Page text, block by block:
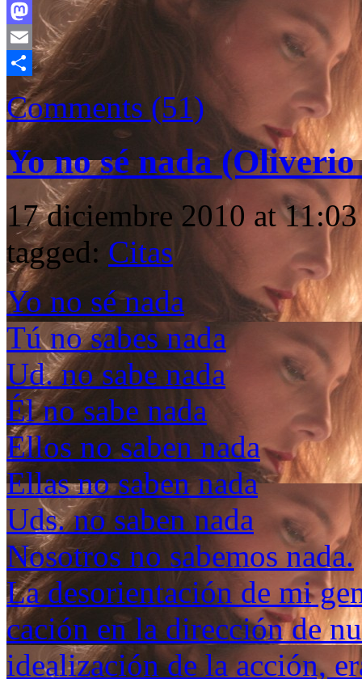
Facebook
Mastodon
Email
Compartir
Comments (51)
Yo no sé nada
17 diciembre 2010 at
tagged: Citas
Yo no sé nada
Tú no sabes nada
Ud. no sabe nada
Él no sabe nada
Ellos no saben nada
Ellas no saben nada
Uds. no saben nada
Nosotros no sabemos nada.
La desorientación de mi
cación en la dirección de
idealización de la acción,